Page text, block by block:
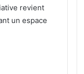
revient
un espace